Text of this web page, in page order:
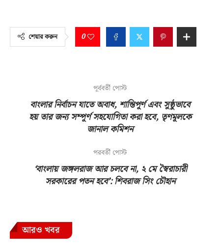
শেয়ার করুন 0
পূর্ববর্তী পোস্ট
বাংলার নির্বাচন যাতে অবাধ, শান্তিপূর্ণ এবং সুষ্ঠুভাবে
হয় তার জন্য সম্পূর্ণ সহযোগিতা করা হবে, তৃণমূলকে
জানাল কমিশন
পরবর্তী পোস্ট
‘বাংলায় জঙ্গলরাজ আর চলবে না, ২ মে স্বৈরাচারী
সরকারের পতন হবে’: শিবরাজ সিং চৌহান
আরও খবর